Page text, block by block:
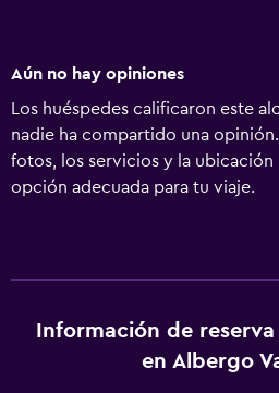
Aún no hay opiniones
Los huéspedes calificaron este
nadie ha compartido una opinión.
fotos, los servicios y la ubicación
opción adecuada para tu viaje.
Información de
en Albergo